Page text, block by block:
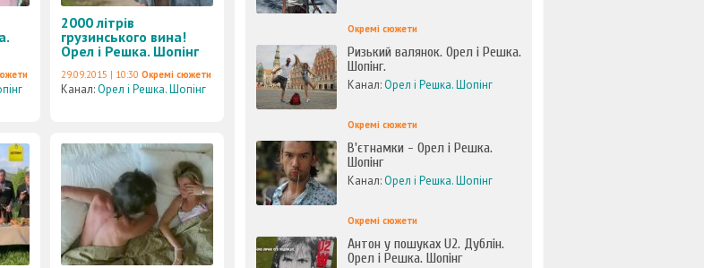
2000 літрів
грузинського вина!
Орел і Решка. Шопінг
29.09.2015 | 10:30 Окремі сюжети
Канал:Орел і Решка. Шопінг
Окремі сюжети
Ризький валянок. Орел і Решка.
Шопінг.
Канал:Орел і Решка. Шопінг
Окремі сюжети
В'єтнамки - Орел і Решка.
Шопінг
Канал:Орел і Решка. Шопінг
Окремі сюжети
Антон у пошуках U2. Дублін.
Орел і Решка. Шопінг